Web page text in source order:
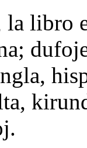
la libro